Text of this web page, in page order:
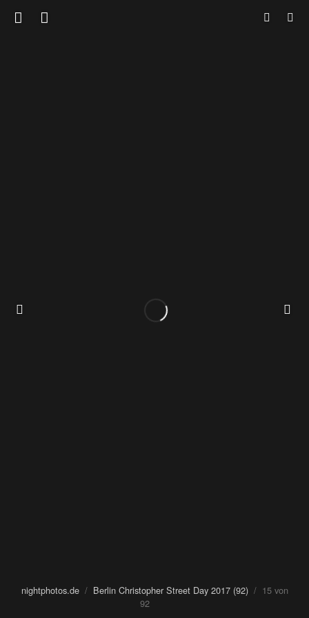
nightphotos.de/ Berlin Christopher Street Day 2017 (92)/ 15 von
92